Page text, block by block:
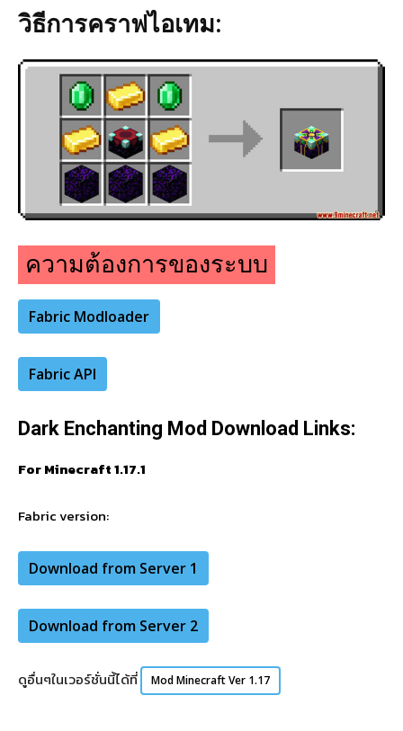
วิธีการคราฟไอเทม:
ความต้องการของระบบ
Fabric Modloader
Fabric API
Dark Enchanting Mod Download Links:
For Minecraft 1.17.1
Fabricversion:
Download from Server 1
Download from Server 2
ดูอื่นๆในเวอร์ชั่นนี้ได้ที่ Mod Minecraft Ver 1.17